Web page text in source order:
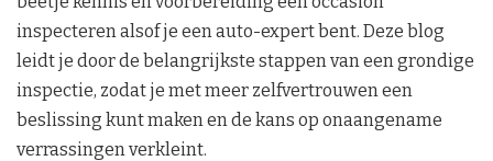
inspecteren alsof je een auto-expert bent. Deze blog
leidt je door de belangrijkste stappen van een grondige
inspectie, zodat je met meer zelfvertrouwen een
beslissing kunt maken en de kans op onaangename
verrassingen verkleint.